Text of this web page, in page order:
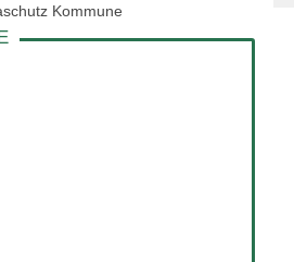
Kommune